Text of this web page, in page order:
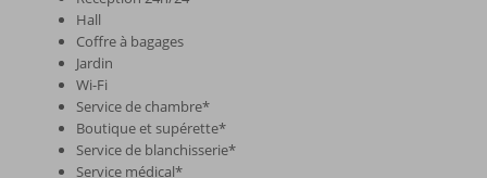
Hall
Coffre à bagages
Jardin
Wi-Fi
Service de chambre*
Boutique et supérette*
Service de blanchisserie*
Service médical*